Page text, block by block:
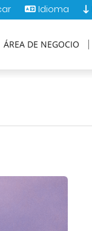
Idioma
ÁREA DE NEGOCIO